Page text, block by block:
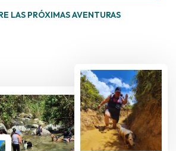
LAS PRÓXIMAS AVENTURAS